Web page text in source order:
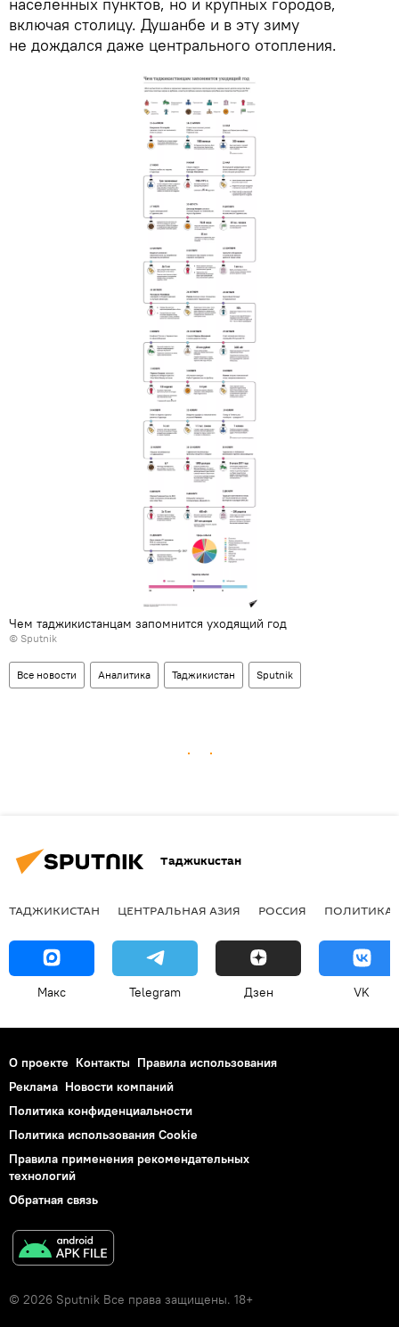
включая столицу. Душанбе и в эту зиму
не дождался даже центрального отопления.
Чем таджикистанцам запомнится уходящий год
© Sputnik
Все новости Аналитика Таджикистан Sputnik
Таджикистан
ТАДЖИКИСТАН ЦЕНТРАЛЬНАЯ АЗИЯ РОССИЯ ПОЛИТИКА
Макс Telegram Дзен VK
О проекте Контакты Правила использования
Реклама Новости компаний
Политика конфиденциальности
Политика использования Cookie
Правила применения рекомендательных
технологий
Обратная связь
© 2026 Sputnik Все права защищены. 18+